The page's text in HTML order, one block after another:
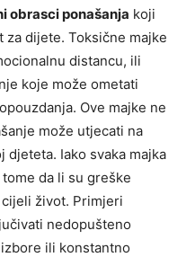
obrasci ponašanja koji
za dijete. Toksične majke
distancu, ili
koje može ometati
Ove majke ne
može utjecati na
Iako svaka majka
da li su greške
život. Primjeri
nedopušteno
ili konstantno